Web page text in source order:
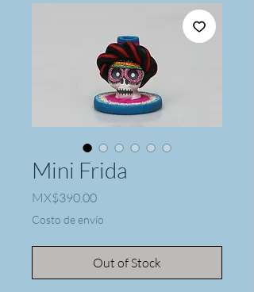
Mini Frida
MX$390.00Price
Costo de envío
Out of Stock